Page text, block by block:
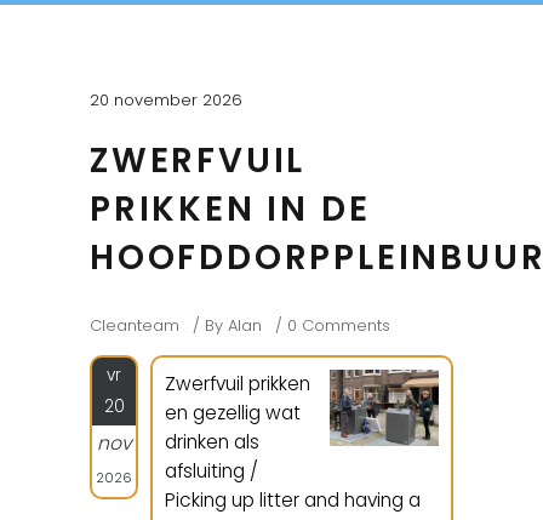
20 november 2026
ZWERFVUIL
PRIKKEN IN DE
Cleanteam By Alan 0 Comments
vr
20
nov
2026
Zwerfvuil prikken
en gezellig wat
drinken als
afsluiting /
Picking up litter and having a